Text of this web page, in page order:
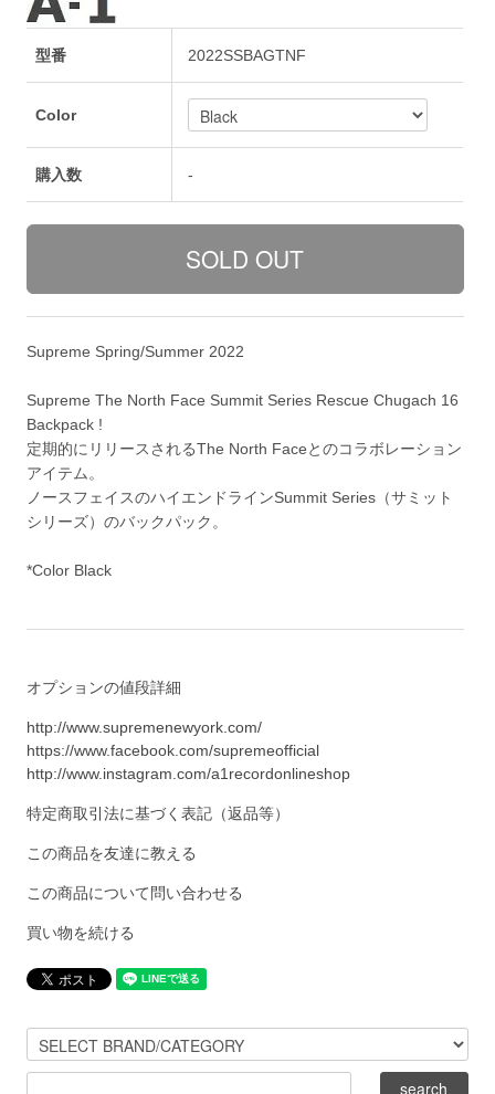
型番 2022SSBAGTNF
Color
購入数 -
Supreme Spring/Summer 2022
Supreme The North Face Summit Series Rescue Chugach 16
Backpack !
定期的にリリースされるThe North Faceとのコラボレーション
アイテム。
ノースフェイスのハイエンドラインSummit Series（サミット
シリーズ）のバックパック。
*Color Black
オプションの値段詳細
http://www.supremenewyork.com/
https://www.facebook.com/supremeofficial
http://www.instagram.com/a1recordonlineshop
特定商取引法に基づく表記（返品等）
この商品を友達に教える
この商品について問い合わせる
買い物を続ける